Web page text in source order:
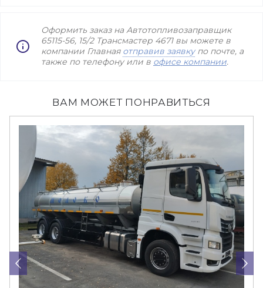
Оформить заказ на Автотопливозаправщик
65115-56, 15/2 Трансмастер 4671 вы можете в
компании Главная отправив заявкупо почте, а
также по телефону или в офисе компании.
ВАМ МОЖЕТ ПОНРАВИТЬСЯ